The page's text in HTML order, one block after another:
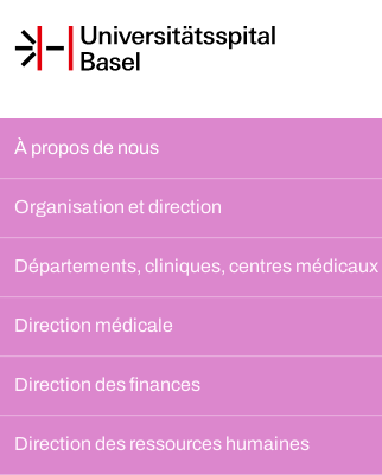
À propos de nous
Organisation et direction
Départements, cliniques, centres médicaux
Direction médicale
Direction des finances
Direction des ressources humaines